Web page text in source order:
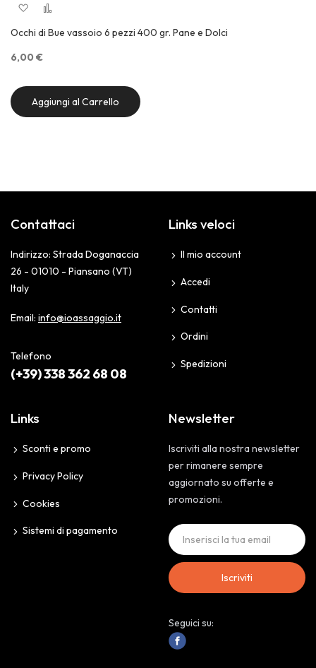
Aggiungi alla lista desideri
Occhi di Bue vassoio 6 pezzi 400 gr. Pane e Dolci
6,00 €
Aggiungi al Carrello
Contattaci
Indirizzo: Strada Doganaccia
26 - 01010 - Piansano (VT)
Italy
Email: info@ioassaggio.it
Telefono
(+39) 338 362 68 08
Links veloci
Il mio account
Accedi
Contatti
Ordini
Spedizioni
Links
Sconti e promo
Privacy Policy
Cookies
Sistemi di pagamento
Newsletter
Iscriviti alla nostra newsletter
per rimanere sempre
aggiornato su offerte e
promozioni.
Iscriviti
Seguici su: